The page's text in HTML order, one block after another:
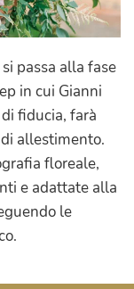
passa alla fase
in cui Gianni
fiducia, farà
allestimento.
floreale,
e adattate alla
le